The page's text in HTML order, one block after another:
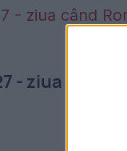
- ziua când